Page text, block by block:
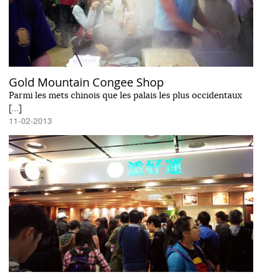
Gold Mountain Congee Shop
Parmi les mets chinois que les palais les plus occidentaux
[…]
11-02-2013